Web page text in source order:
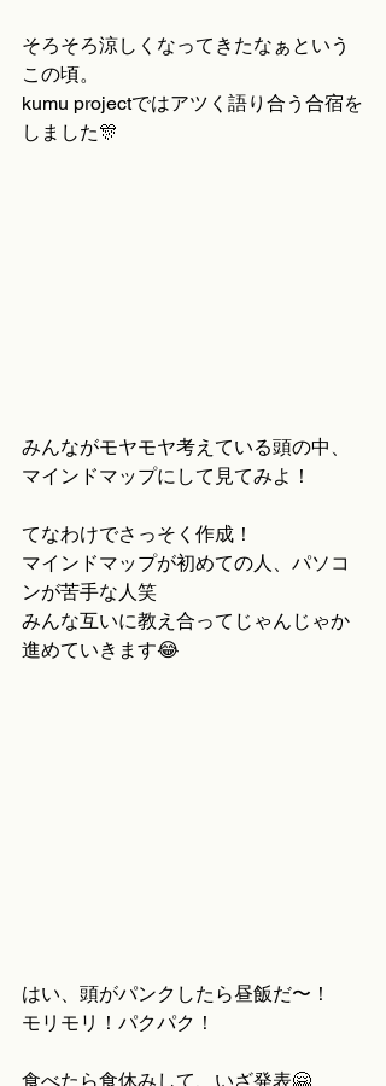
そろそろ涼しくなってきたなぁという
この頃。
kumu projectではアツく語り合う合宿を
しました🎊
みんながモヤモヤ考えている頭の中、
マインドマップにして見てみよ！
てなわけでさっそく作成！
マインドマップが初めての人、パソコ
ンが苦手な人笑
みんな互いに教え合ってじゃんじゃか
進めていきます😂
はい、頭がパンクしたら昼飯だ〜！
モリモリ！パクパク！
食べたら食休みして、いざ発表🤗